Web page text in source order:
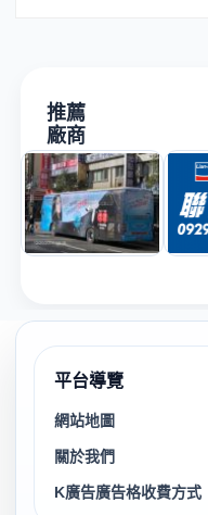
推薦
廠商
平台導覽
網站地圖
關於我們
K廣告廣告格收費方式